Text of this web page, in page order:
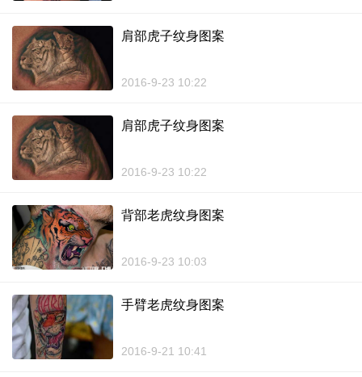
肩部虎子纹身图案
2016-9-23 10:22
肩部虎子纹身图案
2016-9-23 10:22
背部老虎纹身图案
2016-9-23 10:03
手臂老虎纹身图案
2016-9-21 10:41